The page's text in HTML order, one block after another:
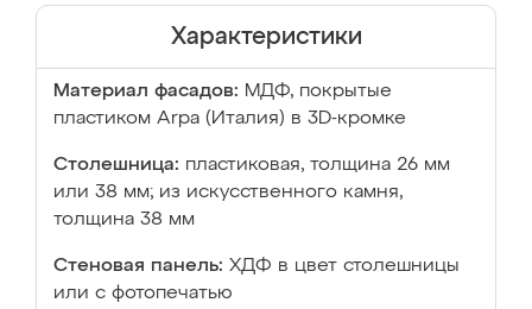
Характеристики
Материал фасадов: МДФ, покрытые
пластиком Arpa (Италия) в 3D-кромке
Столешница: пластиковая, толщина 26 мм
или 38 мм; из искусственного камня,
толщина 38 мм
Стеновая панель: ХДФ в цвет столешницы
или с фотопечатью